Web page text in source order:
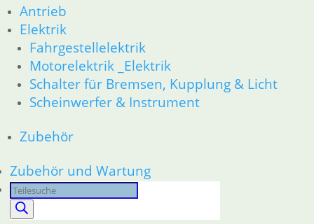
Antrieb
Elektrik
Fahrgestellelektrik
Motorelektrik _Elektrik
Schalter für Bremsen, Kupplung & Licht
Scheinwerfer & Instrument
Zubehör
Zubehör und Wartung
Products
search
21 Kupplung
23 Getriebe
26 Kardanwelle
31 Telegabel
32 Lenkung
33 Antrieb
34 Bremsen
46 Rahmen & Verkleidung
61 Fahrzeugelektrik
62 Instrumente
52 Sitzbank
R80GS bis R100GS PD 1990